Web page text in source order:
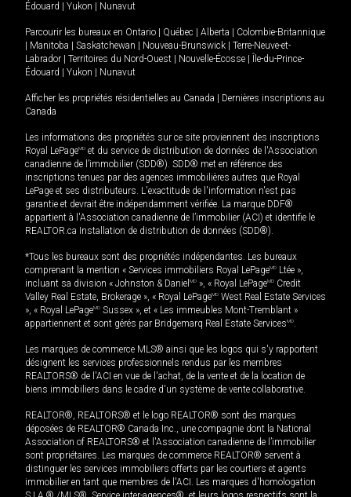
Édouard
Yukon Nunavut
Parcourir les bureaux en Ontario Québec Alberta
Colombie-Britannique
Manitoba Saskatchewan Nouveau-Brunswick
Terre-Neuve-et-
Labrador
Territoires du Nord-Ouest Nouvelle-Écosse
Île-du-Prince-
Édouard
Yukon Nunavut
Afficher les propriétés résidentielles au Canada
Dernières inscriptions au
Canada
Les informations des propriétés sur ce site proviennent des inscriptions
Royal LePageMD et du service de distribution de données de l'Association
canadienne de l’immobilier (SDD®). SDD® met en référence des
inscriptions tenues par des agences immobilières autres que Royal
LePage et ses distributeurs. L'exactitude de l'information n'est pas
garantie et devrait être indépendamment vérifiée. La marque DDF®
appartient à l'Association canadienne de l’immobilier (ACI) et identifie le
REALTOR.ca Installation de distribution de données (SDD®).
*Tous les bureaux sont des propriétés indépendantes. Les bureaux
comprenant la mention « Services immobiliers Royal LePageMD Ltée »,
incluant sa division « Johnston & Daniel MD », « Royal LePageMD Credit
Valley Real Estate, Brokerage », « Royal LePageMD West Real Estate Services
», « Royal LePageMD Sussex », et « Les immeubles Mont-Tremblant »
appartiennent et sont gérés par Bridgemarq Real Estate ServicesMD.
Les marques de commerce MLS® ainsi que les logos qui s'y rapportent
désignent les services professionnels rendus par les membres
REALTORS® de l'ACI en vue de l'achat, de la vente et de la location de
biens immobiliers dans le cadre d'un système de vente collaborative.
REALTOR®, REALTORS® et le logo REALTOR® sont des marques
déposées de REALTOR® Canada Inc., une compagnie dont la National
Association of REALTORS® et l'Association canadienne de l’immobilier
sont propriétaires. Les marques de commerce REALTOR® servent à
distinguer les services immobiliers offerts par les courtiers et agents
immobilier en tant que membres de l'ACI. Les marques d'homologation